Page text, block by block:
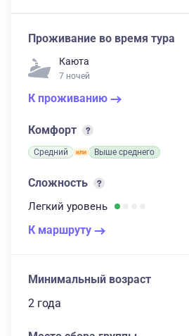
Проживание во время тура
Каюта
7 ночей
К проживанию
Комфорт
Средний Выше среднего
Сложность
Легкий уровень
К маршруту
Минимальный возраст
2 года